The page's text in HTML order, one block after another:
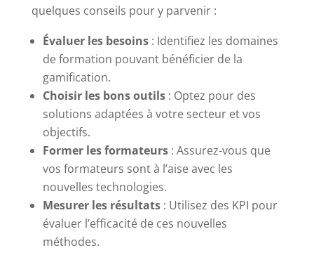
quelques conseils pour y parvenir :
Évaluer les besoins: Identifiez les domaines
de formation pouvant bénéficier de la
gamification.
Choisir les bons outils: Optez pour des
solutions adaptées à votre secteur et vos
objectifs.
Former les formateurs: Assurez-vous que
vos formateurs sont à l’aise avec les
nouvelles technologies.
Mesurer les résultats: Utilisez des KPI pour
évaluer l’efficacité de ces nouvelles
méthodes.